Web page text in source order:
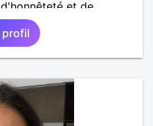
et de
profil